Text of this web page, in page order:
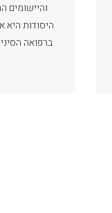
והיישומים
היסודות
ברפואה